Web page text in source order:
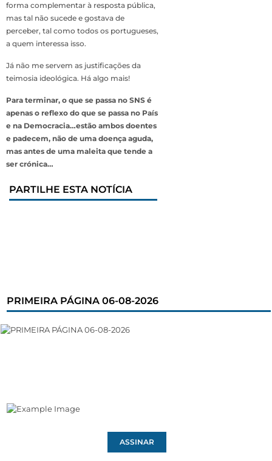
forma complementar à resposta pública,
mas tal não sucede e gostava de
perceber, tal como todos os portugueses,
a quem interessa isso.
Já não me servem as justificações da
teimosia ideológica. Há algo mais!
Para terminar, o que se passa no SNS é
apenas o reflexo do que se passa no País
e na Democracia…estão ambos doentes
e padecem, não de uma doença aguda,
mas antes de uma maleita que tende a
ser crónica…
PARTILHE ESTA NOTÍCIA
PRIMEIRA PÁGINA 06-08-2026
ASSINAR